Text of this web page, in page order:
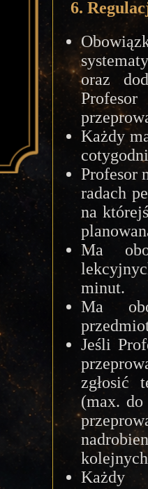
6.
oraz
Każdy
Profesor
radach
na
Ma
minut.
Ma
Jeśli
zgłosić
(max.